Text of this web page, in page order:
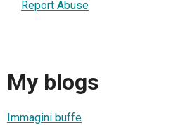
Report Abuse
My blogs
Immagini buffe